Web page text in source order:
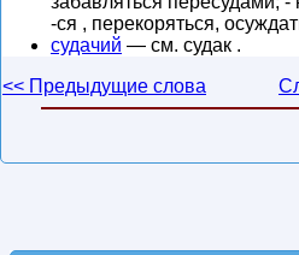
-ся , перекоряться,
судачий — см. судак .
<< Предыдущие слова